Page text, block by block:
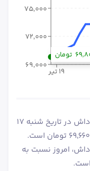
۱۹ تیر
۶۹٬۰۰۰
۷۲٬۰۰۰
۷۵٬۰۰۰
تومان
قیمت میلگرد 14 فولاد کاوه تیکمه داش در تاریخ شنبه ۱۷
مرداد ۱۴۰۵، به ازای هر کیلو برابر با ۶۹٬۶۶۰ تومان است.
تیکمه داش، امروز نسبت به